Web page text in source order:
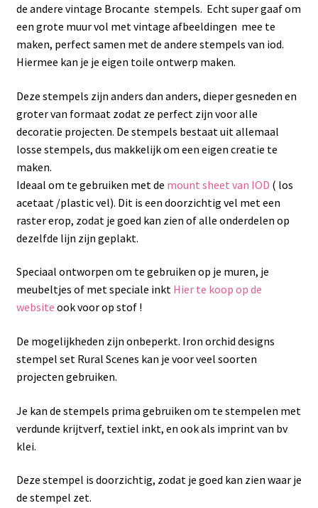
de andere vintage Brocante stempels. Echt super gaaf om
een grote muur vol met vintage afbeeldingen mee te
maken, perfect samen met de andere stempels van iod.
Hiermee kan je je eigen toile ontwerp maken.
Deze stempels zijn anders dan anders, dieper gesneden en
groter van formaat zodat ze perfect zijn voor alle
decoratie projecten. De stempels bestaat uit allemaal
losse stempels, dus makkelijk om een eigen creatie te
maken.
Ideaal om te gebruiken met de mount sheet van IOD ( los
acetaat /plastic vel). Dit is een doorzichtig vel met een
raster erop, zodat je goed kan zien of alle onderdelen op
dezelfde lijn zijn geplakt.
Speciaal ontworpen om te gebruiken op je muren, je
meubeltjes of met speciale inkt Hier te koop op de
website ook voor op stof !
De mogelijkheden zijn onbeperkt. Iron orchid designs
stempel set Rural Scenes kan je voor veel soorten
projecten gebruiken.
Je kan de stempels prima gebruiken om te stempelen met
verdunde krijtverf, textiel inkt, en ook als imprint van bv
klei.
Deze stempel is doorzichtig, zodat je goed kan zien waar je
de stempel zet.